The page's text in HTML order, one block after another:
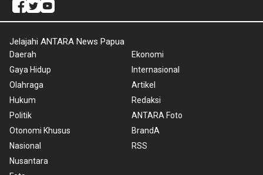
Jelajahi ANTARA News Papua
Daerah
Gaya Hidup
Olahraga
Hukum
Politik
Otonomi Khusus
Nasional
Nusantara
Ekonomi
Internasional
Artikel
Redaksi
ANTARA Foto
BrandA
RSS